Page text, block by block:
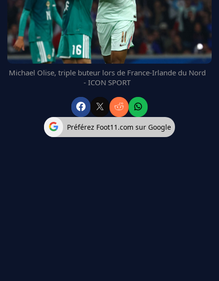
MANCHESTER UNITED
CHELSEA
ARSENAL
BAYERN
L'AVIS DE LA RÉDAC'
Michael Olise, triple buteur lors de France-Irlande du Nord
- ICON SPORT
Préférez Foot11.com sur Google